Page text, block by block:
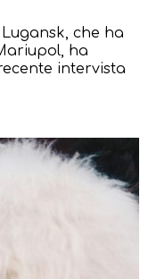
che ha
ha
intervista